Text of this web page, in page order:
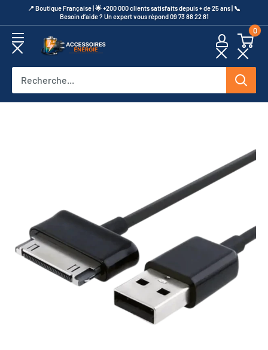
au
contenu
​📍​ Boutique Française | 🌟 +200 000 clients satisfaits depuis + de 25 ans | 📞​
Besoin d’aide ? Un expert vous répond 09 73 88 22 81
Accessoires
0